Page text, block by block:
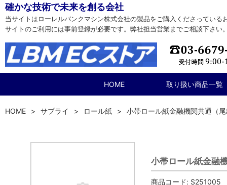
確かな技術で未来を創る会社
当サイトはローレルバンクマシン株式会社の製品をご購入くださっている
サイトのご利用には事前登録が必要です。弊社担当営業までご相談下さい
HOME 取り扱い商品一覧
HOME サプライ ロール紙 小帯ロール紙金融機関共通（
小帯ロール紙金融
商品コード: S251005